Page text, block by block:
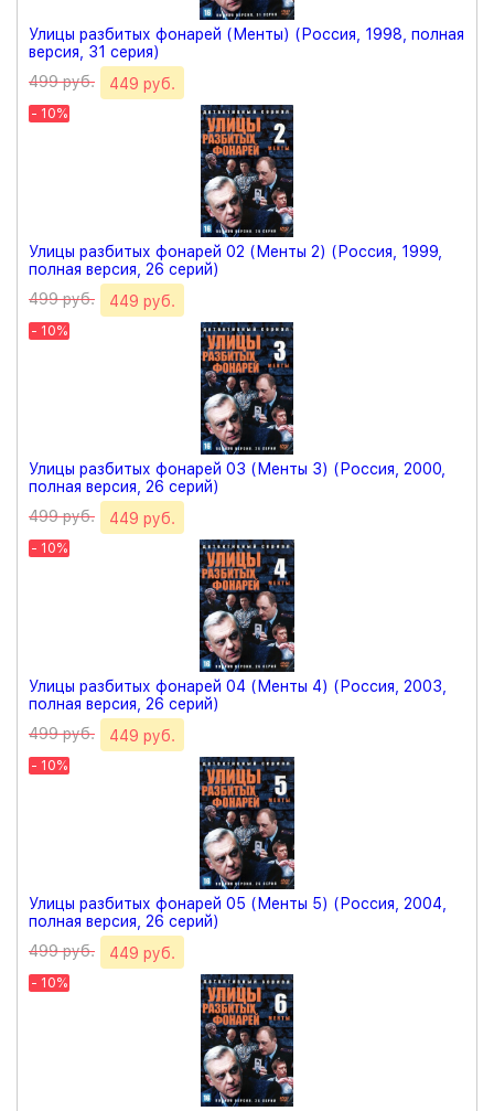
Улицы разбитых фонарей (Менты) (Россия, 1998, полная
версия, 31 серия)
499 руб.
449 руб.
- 10%
Улицы разбитых фонарей 02 (Менты 2) (Россия, 1999,
полная версия, 26 серий)
499 руб.
449 руб.
- 10%
Улицы разбитых фонарей 03 (Менты 3) (Россия, 2000,
полная версия, 26 серий)
499 руб.
449 руб.
- 10%
Улицы разбитых фонарей 04 (Менты 4) (Россия, 2003,
полная версия, 26 серий)
499 руб.
449 руб.
- 10%
Улицы разбитых фонарей 05 (Менты 5) (Россия, 2004,
полная версия, 26 серий)
499 руб.
449 руб.
- 10%